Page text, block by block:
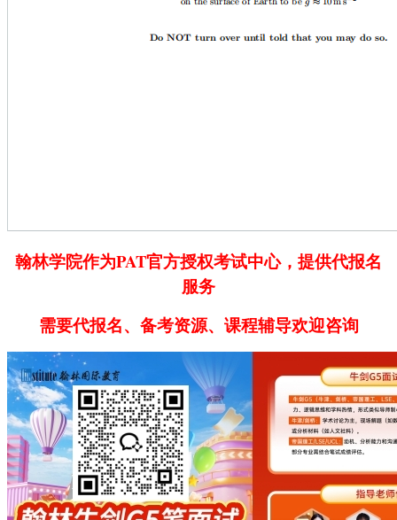
翰林学院作为PAT官方授权考试中心，提供代报名
服务
需要代报名、备考资源、课程辅导欢迎咨询